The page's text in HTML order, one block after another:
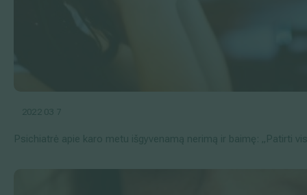
2022 03 7
Psichiatrė apie karo metu išgyvenamą nerimą ir baimę: „Patirti